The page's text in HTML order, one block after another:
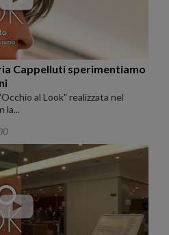
Cappelluti sperimentiamo
al Look" realizzata nel
la...